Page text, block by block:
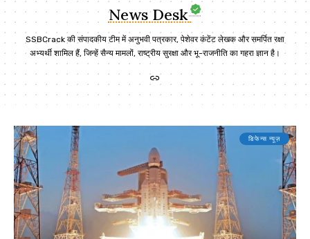
News Desk
SSBCrack की संपादकीय टीम में अनुभवी पत्रकार, पेशेवर कंटेंट लेखक और समर्पित रक्षा
अभ्यर्थी शामिल हैं, जिन्हें सैन्य मामलों, राष्ट्रीय सुरक्षा और भू-राजनीति का गहरा ज्ञान है।
डिफेन्स न्यूज़